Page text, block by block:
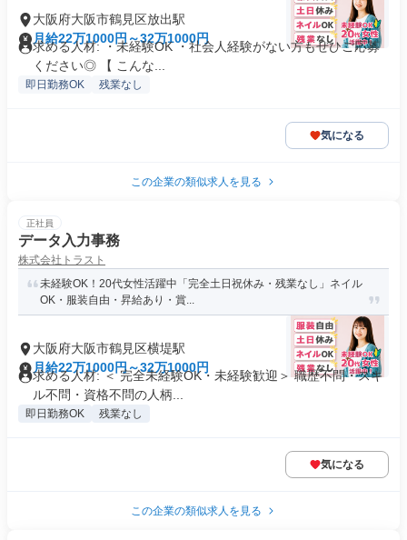
大阪府大阪市鶴見区放出駅
月給22万1000円～32万1000円
求める人材: ・未経験OK ・社会人経験がない方もぜひご応募
ください◎ 【 こんな...
即日勤務OK 残業なし
気になる
この企業の類似求人を見る
正社員
データ入力事務
株式会社トラスト
未経験OK！20代女性活躍中「完全土日祝休み・残業なし」ネイル
OK・服装自由・昇給あり・賞...
大阪府大阪市鶴見区横堤駅
月給22万1000円～32万1000円
求める人材: ＜ 完全未経験OK・未経験歓迎＞ 職歴不問・スキ
ル不問・資格不問の人柄...
即日勤務OK 残業なし
気になる
この企業の類似求人を見る